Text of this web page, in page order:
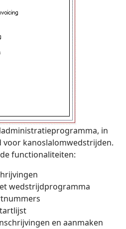
in
kanoslalomwedstrijden.
functionaliteiten:
wedstrijdprogramma
en aanmaken